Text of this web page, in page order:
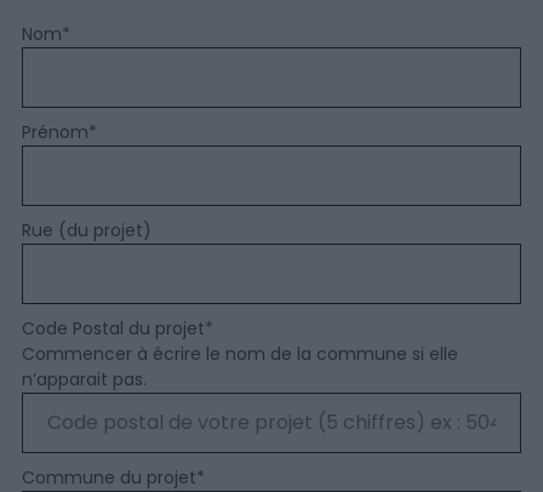
Nom*
Prénom*
Rue (du projet)
Code Postal du projet*
Commencer à écrire le nom de la commune si elle
n’apparait pas.
Commune du projet*